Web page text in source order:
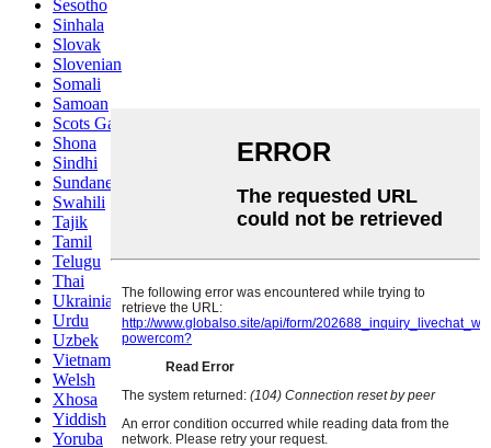
Sesotho
Sinhala
Slovak
Slovenian
Somali
Samoan
Scots Gaelic
Shona
Sindhi
Sundanese
Swahili
Tajik
Tamil
Telugu
Thai
Ukrainian
Urdu
Uzbek
Vietnamese
Welsh
Xhosa
Yiddish
Yoruba